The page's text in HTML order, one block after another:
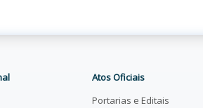
Atos Oficiais
Portarias e Editais